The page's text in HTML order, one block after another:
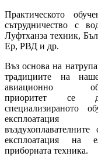
Практическото
сътрудничество с
Луфтханза техник,
Ер, РВД и др.
Въз основа на
традициите на
авиационно
приоритет се
специализираното
въздухоплавателните
експлоатация на
приборната техника.